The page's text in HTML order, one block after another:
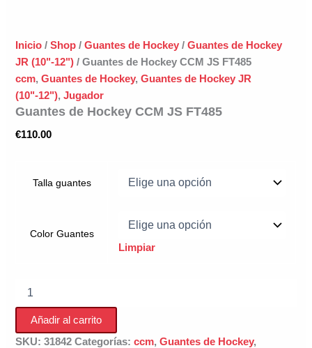
Inicio /Shop /Guantes de Hockey /Guantes de Hockey
JR (10"-12") / Guantes de Hockey CCM JS FT485
ccm,Guantes de Hockey,Guantes de Hockey JR
(10"-12"),Jugador
Guantes de Hockey CCM JS FT485
€110.00
Talla guantes
Color Guantes
Limpiar
CCM
JS
Añadir al carrito
SKU:31842 Categorías:ccm,Guantes de Hockey,